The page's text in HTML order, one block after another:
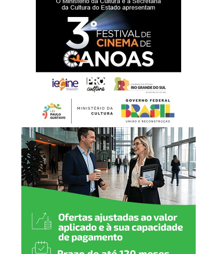
“Desenvolvemos um
trabalho contínuo ao longo
da semana com as atletas
que atualmente integram a
elite esportiva e competem
em nível estadual. É uma
grande satisfação sediar
este campeonato e
consolidar Canoas como
uma verdadeira referência
no esporte”, destaca o
secretário municipal de
Esporte e Lazer, Luciano de
Oliveira.